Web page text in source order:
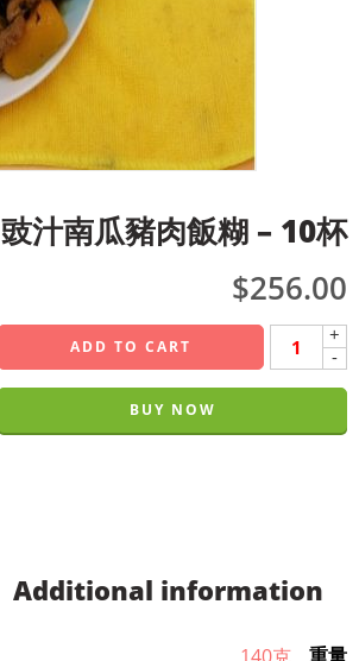
豉汁南瓜豬肉飯糊 – 10杯
$256.00
+
-
ADD TO CART
BUY NOW
Additional information
重量